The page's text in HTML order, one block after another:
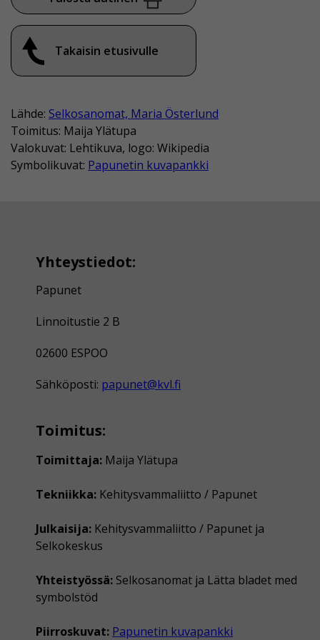
Takaisin etusivulle
Lähde: Selkosanomat, Maria Österlund
Toimitus: Maija Ylätupa
Valokuvat: Lehtikuva, logo: Wikipedia
Symbolikuvat: Papunetin kuvapankki
Yhteystiedot:
Papunet
Linnoitustie 2 B
02600 ESPOO
Sähköposti: papunet@kvl.fi
Toimitus:
Toimittaja: Maija Ylätupa
Tekniikka: Kehitysvammaliitto / Papunet
Julkaisija: Kehitysvammaliitto / Papunet ja
Selkokeskus
Yhteistyössä: Selkosanomat ja Lätta bladet med
symbolstöd
Piirroskuvat: Papunetin kuvapankki